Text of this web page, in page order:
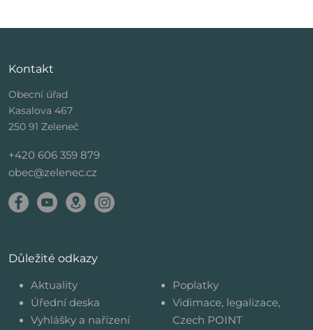
Kontakt
Obecní úřad
Kasalova 467
250 91 Zeleneč
+420 606 359 879
obec@zelenec.cz
Důležité odkazy
Aktuality
Úřední deska
Vyhlášky a nařízení
Poplatky
Vidimace, legalizace,
Czech POINT